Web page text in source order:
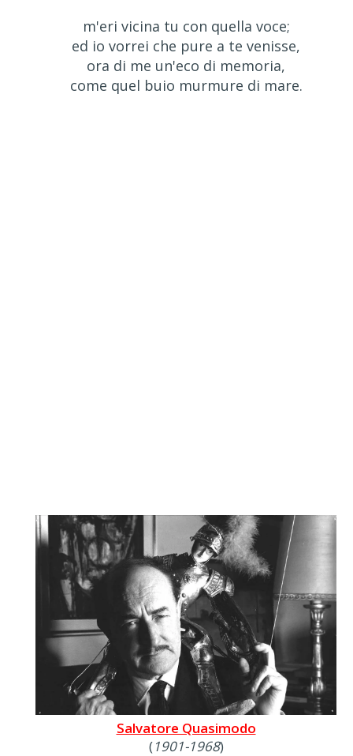
m'eri vicina tu con quella voce;
ed io vorrei che pure a te venisse,
ora di me un'eco di memoria,
come quel buio murmure di mare.
Salvatore Quasimodo
(1901-1968)